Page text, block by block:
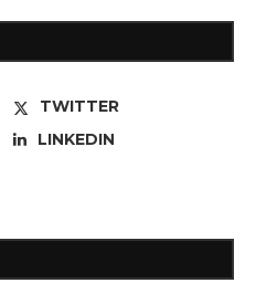
TWITTER
LINKEDIN